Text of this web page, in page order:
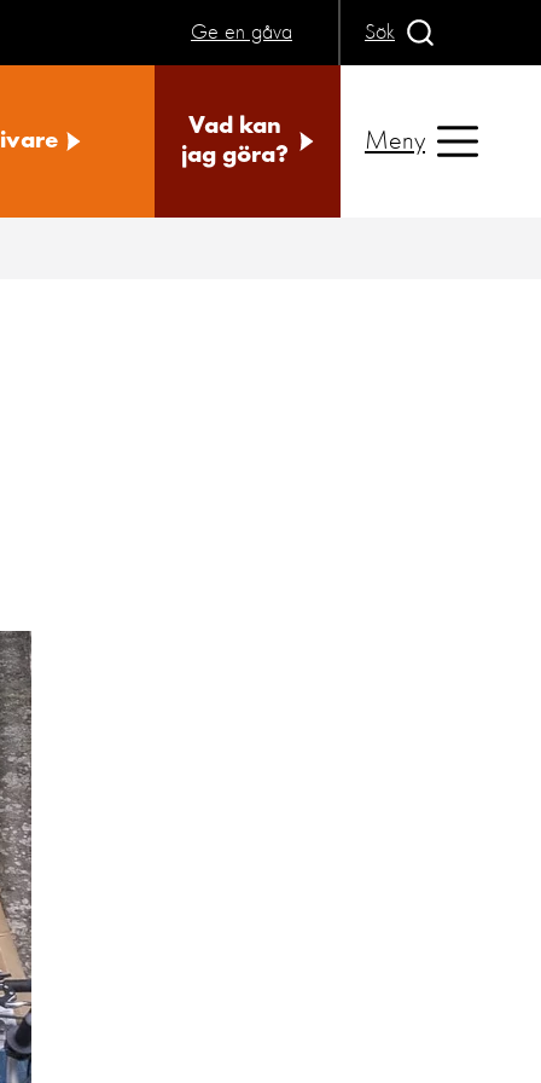
Ge en gåva Sök
Vad kan
jag göra?
Meny